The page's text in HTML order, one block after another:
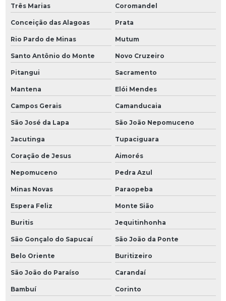
Três Marias Coromandel
Conceição das Alagoas Prata
Rio Pardo de Minas Mutum
Santo Antônio do Monte Novo Cruzeiro
Pitangui Sacramento
Mantena Elói Mendes
Campos Gerais Camanducaia
São José da Lapa São João Nepomuceno
Jacutinga Tupaciguara
Coração de Jesus Aimorés
Nepomuceno Pedra Azul
Minas Novas Paraopeba
Espera Feliz Monte Sião
Buritis Jequitinhonha
São Gonçalo do Sapucaí São João da Ponte
Belo Oriente Buritizeiro
São João do Paraíso Carandaí
Bambuí Corinto